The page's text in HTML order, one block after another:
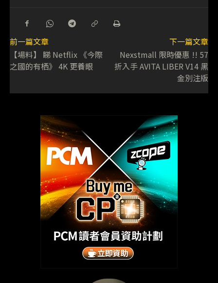
前一篇文章
【場料】 睇 Netflix 《今際
之國的有栖》 4K 更養眼
下一篇文章
Nexstmall 限時優惠 !! 57
折入手 AVITA LIBER V14 黑
金別注版